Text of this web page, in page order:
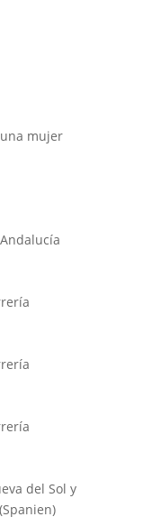
mujer
del Sol y